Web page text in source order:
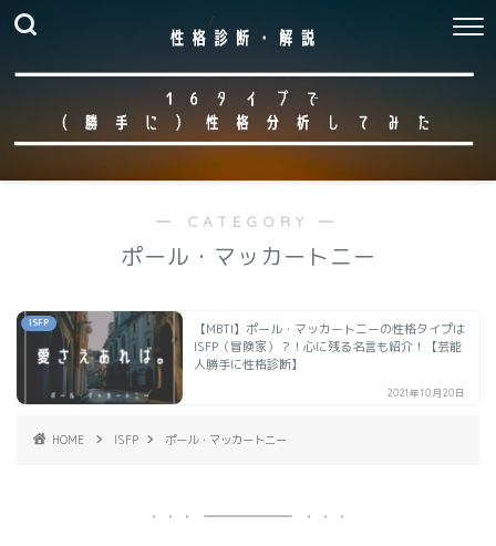
― CATEGORY ―
ポール・マッカートニー
ISFP
【MBTI】ポール・マッカートニーの性格タイプは
ISFP（冒険家）？！心に残る名言も紹介！【芸能
人勝手に性格診断】
2021年10月20日
HOME ISFP ポール・マッカートニー